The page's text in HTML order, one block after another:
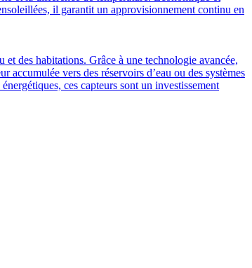
il garantit un approvisionnement continu en
des habitations. Grâce à une technologie avancée,
vers des réservoirs d’eau ou des systèmes
ces capteurs sont un investissement